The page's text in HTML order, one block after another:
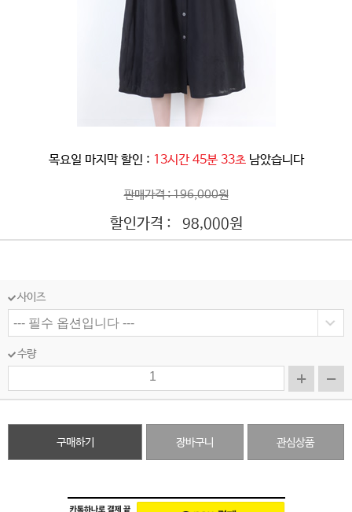
목요일 마지막 할인 : 13시간 45분 30초 남았습니다
판매가격 : 196,000원
할인가격 : 98,000원
사이즈
수량
구매하기 장바구니 관심상품